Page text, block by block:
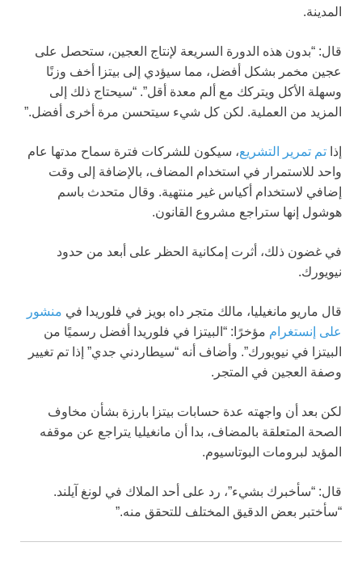
المدينة.
قال: “بدون هذه الدورة السريعة لإنتاج العجين، ستحصل على
عجين مخمر بشكل أفضل، مما سيؤدي إلى بيتزا أخف وزنًا
وسهلة الأكل ويتركك مع ألم معدة أقل”. “سيحتاج ذلك إلى
المزيد من العملية. لكن كل شيء سيتحسن مرة أخرى أفضل.”
إذا تم تمرير التشريع، سيكون للشركات فترة سماح مدتها عام
واحد للاستمرار في استخدام المضاف، بالإضافة إلى وقت
إضافي لاستخدام أكياس غير منتهية. وقال متحدث باسم
هوشول إنها ستراجع مشروع القانون.
في غضون ذلك، أثرت إمكانية الحظر على أبعد من حدود
نيويورك.
قال ماريو مانغيليا، مالك متجر داه بويز في فلوريدا في منشور
على إنستغرام مؤخرًا: “البيتزا في فلوريدا أفضل رسميًا من
البيتزا في نيويورك”. وأضاف أنه “سيطاردني جدي” إذا تم تغيير
وصفة العجين في المتجر.
لكن بعد أن واجهته عدة حسابات بيتزا بارزة بشأن مخاوف
الصحة المتعلقة بالمضاف، بدا أن مانغيليا يتراجع عن موقفه
المؤيد لبرومات البوتاسيوم.
قال: “سأخبرك بشيء”، رد على أحد الملاك في لونغ آيلند.
“سأختبر بعض الدقيق المختلف للتحقق منه.”